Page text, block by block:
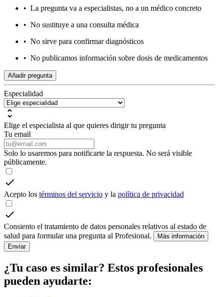
• La pregunta va a especialistas, no a un médico concreto
• No sustituye a una consulta médica
• No sirve para confirmar diagnósticos
• No publicamos información sobre dosis de medicamentos
Añadir pregunta
Especialidad
Elige el especialista al que quieres dirigir tu pregunta
Tu email
Solo lo usaremos para notificarte la respuesta. No será visible
públicamente.
Acepto los términos del servicio y la política de privacidad
Consiento el tratamiento de datos personales relativos al estado de
salud para formular una pregunta al Profesional.
Más información
Enviar
¿Tu caso es similar? Estos profesionales
pueden ayudarte: